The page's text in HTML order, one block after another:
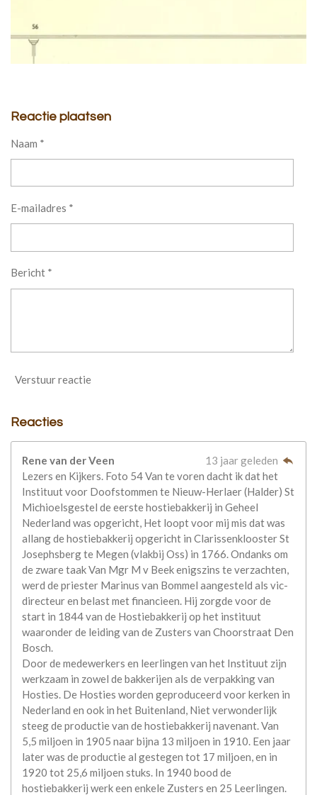
Reactie plaatsen
Naam *
E-mailadres *
Bericht *
Verstuur reactie
Reacties
Rene van der Veen
13 jaar geleden
Lezers en Kijkers. Foto 54 Van te voren dacht ik dat het
Instituut voor Doofstommen te Nieuw-Herlaer (Halder) St
Michioelsgestel de eerste hostiebakkerij in Geheel
Nederland was opgericht, Het loopt voor mij mis dat was
allang de hostiebakkerij opgericht in Clarissenklooster St
Josephsberg te Megen (vlakbij Oss) in 1766. Ondanks om
de zware taak Van Mgr M v Beek enigszins te verzachten,
werd de priester Marinus van Bommel aangesteld als vic-
directeur en belast met financieen. Hij zorgde voor de
start in 1844 van de Hostiebakkerij op het instituut
waaronder de leiding van de Zusters van Choorstraat Den
Bosch.
Door de medewerkers en leerlingen van het Instituut zijn
werkzaam in zowel de bakkerijen als de verpakking van
Hosties. De Hosties worden geproduceerd voor kerken in
Nederland en ook in het Buitenland, Niet verwonderlijk
steeg de productie van de hostiebakkerij navenant. Van
5,5 miljoen in 1905 naar bijna 13 miljoen in 1910. Een jaar
later was de productie al gestegen tot 17 miljoen, en in
1920 tot 25,6 miljoen stuks. In 1940 bood de
hostiebakkerij werk een enkele Zusters en 25 Leerlingen.